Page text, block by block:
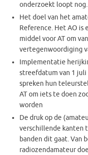
onderzoekt loopt nog.
Het doel van het
Reference. Het AO is
middel voor AT om
vertegenwoordiging
Implementatie
streefdatum van 1
spreken hun
AT om iets te doen
worden
De druk op de
verschillende kanten
banden dit gaat. Van
radiozendamateur